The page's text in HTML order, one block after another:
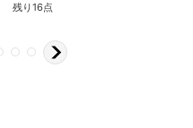
残り16点